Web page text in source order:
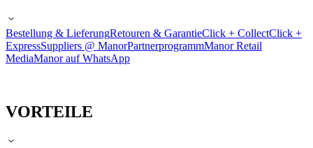
Bestellung & LieferungRetouren & GarantieClick + CollectClick +
ExpressSuppliers @ ManorPartnerprogrammManor Retail
MediaManor auf WhatsApp
VORTEILE